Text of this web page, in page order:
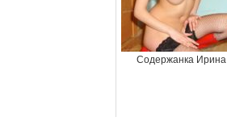
Содержанка Ирина